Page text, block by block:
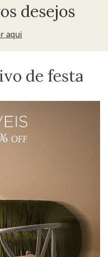
desejos
aqui
de festa